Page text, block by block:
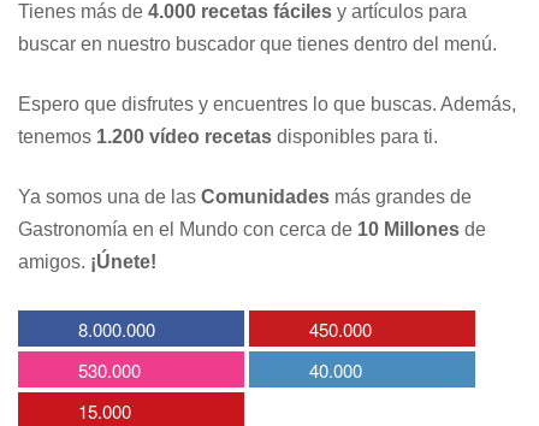
Tienes más de 4.000 recetas fáciles y artículos para
buscar en nuestro buscador que tienes dentro del menú.
Espero que disfrutes y encuentres lo que buscas. Además,
tenemos 1.200 vídeo recetas disponibles para ti.
Ya somos una de las Comunidades más grandes de
Gastronomía en el Mundo con cerca de 10 Millones de
amigos. ¡Únete!
8.000.000
450.000
530.000
40.000
15.000